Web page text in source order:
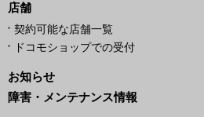
店舗
契約可能な店舗一覧
ドコモショップでの受付
お知らせ
障害・メンテナンス情報